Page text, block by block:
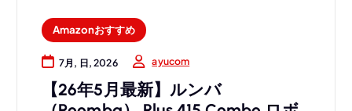
Amazonおすすめ
7月, 日, 2026 ayucom
【26年5月最新】ルンバ